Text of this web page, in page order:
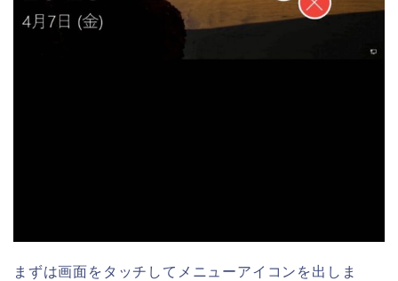
まずは画面をタッチしてメニューアイコンを出しま